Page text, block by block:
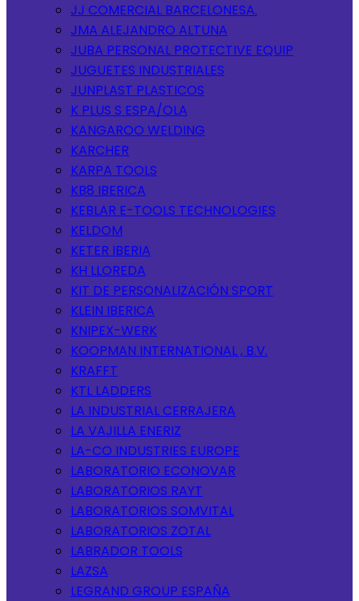
JJ COMERCIAL BARCELONESA.
JMA ALEJANDRO ALTUNA
JUBA PERSONAL PROTECTIVE EQUIP
JUGUETES INDUSTRIALES
JUNPLAST PLASTICOS
K PLUS S ESPA/OLA
KANGAROO WELDING
KARCHER
KARPA TOOLS
KB8 IBERICA
KEBLAR E-TOOLS TECHNOLOGIES
KELDOM
KETER IBERIA
KH LLOREDA
KIT DE PERSONALIZACIÓN SPORT
KLEIN IBERICA
KNIPEX-WERK
KOOPMAN INTERNATIONAL , B.V.
KRAFFT
KTL LADDERS
LA INDUSTRIAL CERRAJERA
LA VAJILLA ENERIZ
LA-CO INDUSTRIES EUROPE
LABORATORIO ECONOVAR
LABORATORIOS RAYT
LABORATORIOS SOMVITAL
LABORATORIOS ZOTAL
LABRADOR TOOLS
LAZSA
LEGRAND GROUP ESPAÑA